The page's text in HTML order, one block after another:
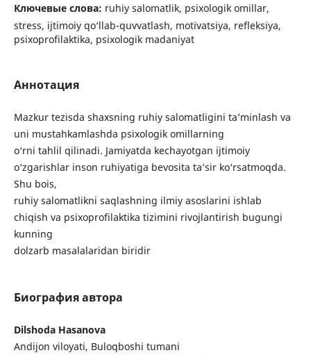
Ключевые слова: ruhiy salomatlik, psixologik omillar,
stress, ijtimoiy qo‘llab-quvvatlash, motivatsiya, refleksiya,
psixoprofilaktika, psixologik madaniyat
Аннотация
Mazkur tezisda shaxsning ruhiy salomatligini ta’minlash va
uni mustahkamlashda psixologik omillarning
o‘rni tahlil qilinadi. Jamiyatda kechayotgan ijtimoiy
o‘zgarishlar inson ruhiyatiga bevosita ta’sir ko‘rsatmoqda.
Shu bois,
ruhiy salomatlikni saqlashning ilmiy asoslarini ishlab
chiqish va psixoprofilaktika tizimini rivojlantirish bugungi
kunning
dolzarb masalalaridan biridir
Биография автора
Dilshoda Hasanova
Andijon viloyati, Buloqboshi tumani